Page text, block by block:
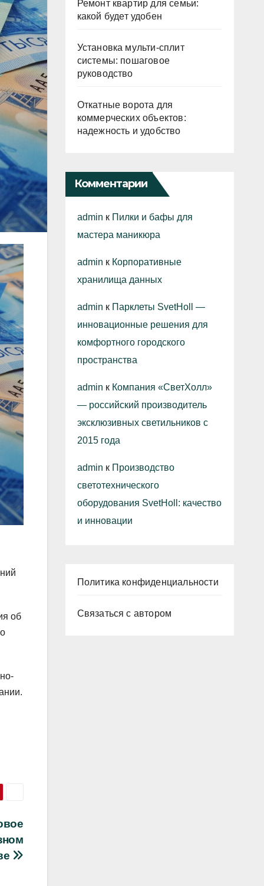
об
Ремонт квартир для семьи:
какой будет удобен
Установка мульти-сплит
системы: пошаговое
руководство
Откатные ворота для
коммерческих объектов:
надежность и удобство
Комментарии
admin к Пилки и бафы для
мастера маникюра
admin к Корпоративные
хранилища данных
admin к Парклеты SvetHoll —
инновационные решения для
комфортного городского
пространства
admin к Компания «СветХолл»
— российский производитель
эксклюзивных светильников с
2015 года
admin к Производство
светотехнического
оборудования SvetHoll: качество
и инновации
Политика конфиденциальности
Связаться с автором